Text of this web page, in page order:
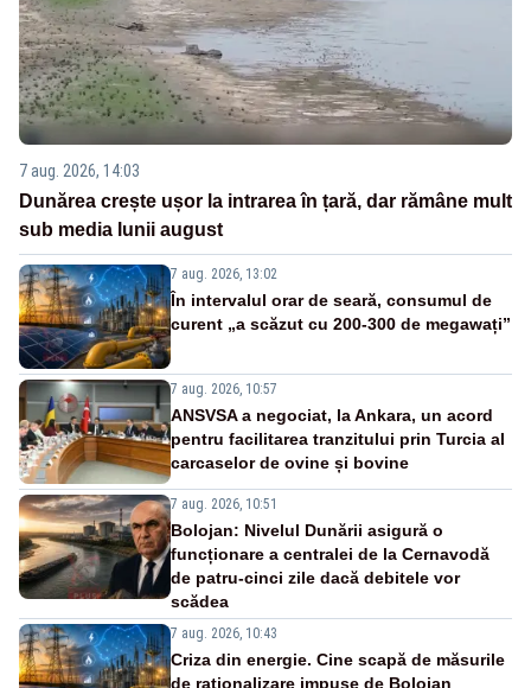
7 aug. 2026, 14:03
Dunărea crește ușor la intrarea în țară, dar rămâne mult
sub media lunii august
7 aug. 2026, 13:02
În intervalul orar de seară, consumul de
curent „a scăzut cu 200-300 de megawați”
7 aug. 2026, 10:57
ANSVSA a negociat, la Ankara, un acord
pentru facilitarea tranzitului prin Turcia al
carcaselor de ovine și bovine
7 aug. 2026, 10:51
Bolojan: Nivelul Dunării asigură o
funcționare a centralei de la Cernavodă
de patru-cinci zile dacă debitele vor
scădea
7 aug. 2026, 10:43
Criza din energie. Cine scapă de măsurile
de raționalizare impuse de Bolojan